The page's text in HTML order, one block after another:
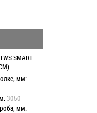
SMART
мм:
3050
мм: